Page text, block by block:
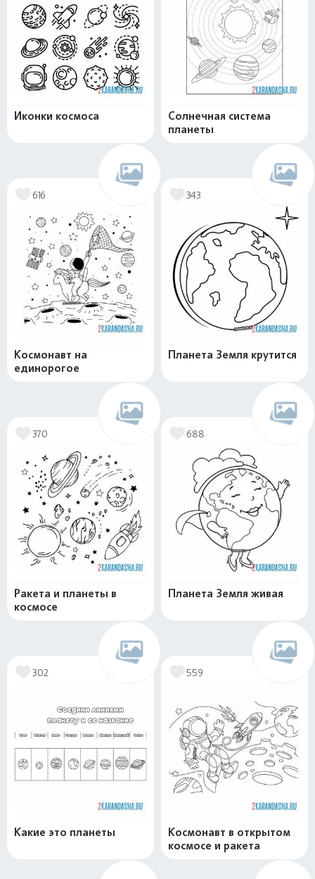
Иконки космоса
Солнечная система
планеты
616
Космонавт на
единорогое
343
Планета Земля крутится
370
Ракета и планеты в
космосе
688
Планета Земля живая
302
Какие это планеты
559
Космонавт в открытом
космосе и ракета